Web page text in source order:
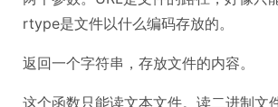
rtype是文件以什么编码存放的。
返回一个字符串，存放文件的内容。
这个函数只能读文本文件。读二进制文